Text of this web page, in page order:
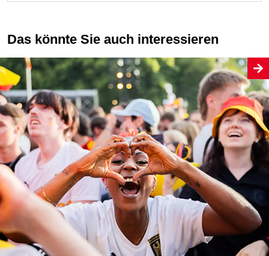
Das könnte Sie auch interessieren